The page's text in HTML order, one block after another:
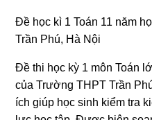
Đề học kì 1 Toán 11 năm
Trần Phú, Hà Nội
Đề thi học kỳ 1 môn Toán
của Trường THPT Trần
ích giúp học sinh kiểm tra